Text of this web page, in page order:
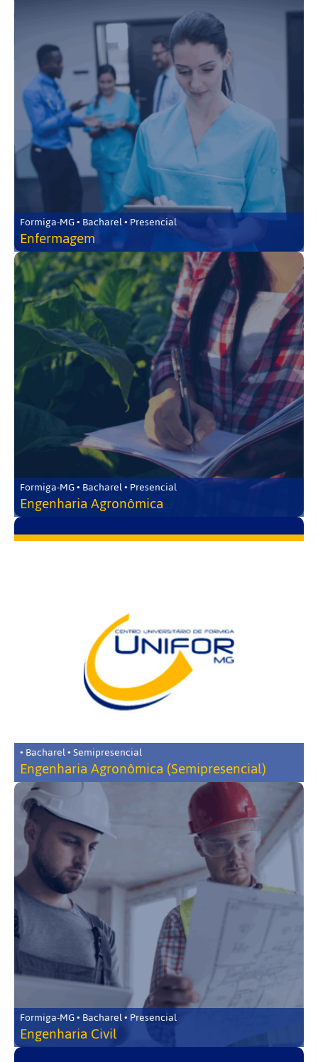
Formiga-MG • Bacharel • Presencial
Enfermagem
Formiga-MG • Bacharel • Presencial
Engenharia Agronômica
• Bacharel • Semipresencial
Engenharia Agronômica (Semipresencial)
Formiga-MG • Bacharel • Presencial
Engenharia Civil